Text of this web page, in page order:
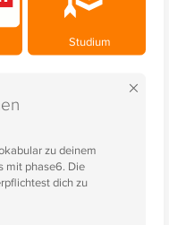
Studium
×
zu deinem
mit phase6. Die
dich zu